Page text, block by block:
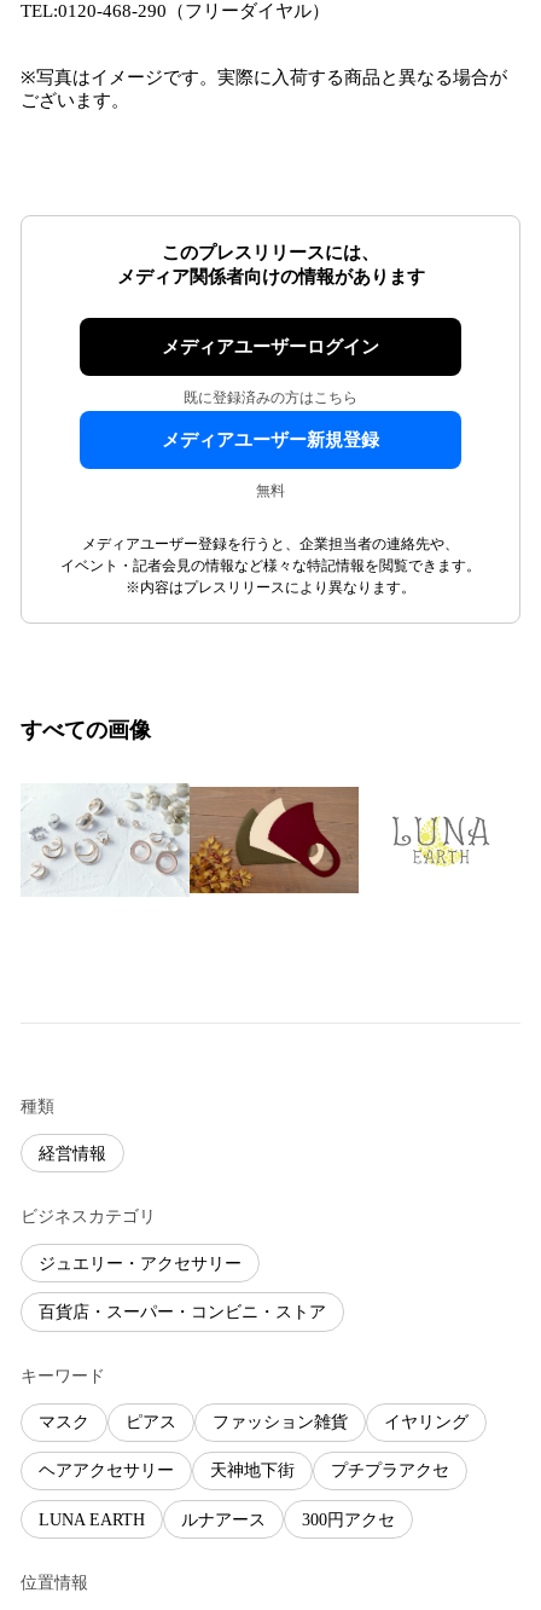
TEL:0120-468-290（フリーダイヤル）
※写真はイメージです。実際に入荷する商品と異なる場合が
ございます。
このプレスリリースには、
メディア関係者向けの情報があります
メディアユーザーログイン
既に登録済みの方はこちら
メディアユーザー新規登録
無料
メディアユーザー登録を行うと、企業担当者の連絡先や、
イベント・記者会見の情報など様々な特記情報を閲覧できます。
※内容はプレスリリースにより異なります。
すべての画像
種類
経営情報
ビジネスカテゴリ
ジュエリー・アクセサリー
百貨店・スーパー・コンビニ・ストア
キーワード
マスク ピアス ファッション雑貨 イヤリング
ヘアアクセサリー 天神地下街 プチプラアクセ
LUNA EARTH ルナアース 300円アクセ
位置情報